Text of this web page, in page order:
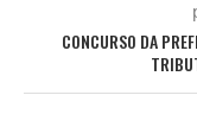
CONCURSO DA